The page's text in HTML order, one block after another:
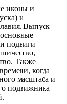
иконы и
и
Выпуск
подвиги
Также
когда
масштаба и
подвижника